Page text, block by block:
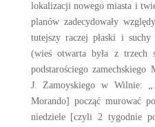
lokalizacji nowego miasta i
planów zadecydowały
tutejszy raczej płaski i
(wieś otwarta była z
podstarościego
J. Zamoyskiego w Wilnie:
Morando] począć murować
niedziele [czyli 2 tygodnie